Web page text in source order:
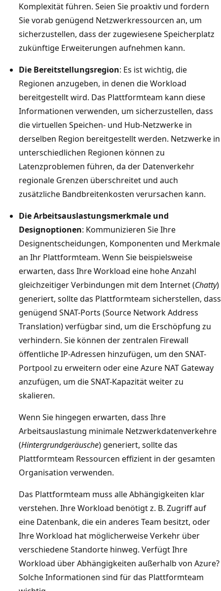
Komplexität führen. Seien Sie proaktiv und fordern
Sie vorab genügend Netzwerkressourcen an, um
sicherzustellen, dass der zugewiesene Speicherplatz
zukünftige Erweiterungen aufnehmen kann.
Die Bereitstellungsregion: Es ist wichtig, die
Regionen anzugeben, in denen die Workload
bereitgestellt wird. Das Plattformteam kann diese
Informationen verwenden, um sicherzustellen, dass
die virtuellen Speichen- und Hub-Netzwerke in
derselben Region bereitgestellt werden. Netzwerke in
unterschiedlichen Regionen können zu
Latenzproblemen führen, da der Datenverkehr
regionale Grenzen überschreitet und auch
zusätzliche Bandbreitenkosten verursachen kann.
Die Arbeitsauslastungsmerkmale und
Designoptionen: Kommunizieren Sie Ihre
Designentscheidungen, Komponenten und Merkmale
an Ihr Plattformteam. Wenn Sie beispielsweise
erwarten, dass Ihre Workload eine hohe Anzahl
gleichzeitiger Verbindungen mit dem Internet (Chatty)
generiert, sollte das Plattformteam sicherstellen, dass
genügend SNAT-Ports (Source Network Address
Translation) verfügbar sind, um die Erschöpfung zu
verhindern. Sie können der zentralen Firewall
öffentliche IP-Adressen hinzufügen, um den SNAT-
Portpool zu erweitern oder eine Azure NAT Gateway
anzufügen, um die SNAT-Kapazität weiter zu
skalieren.
Wenn Sie hingegen erwarten, dass Ihre
Arbeitsauslastung minimale Netzwerkdatenverkehre
(Hintergrundgeräusche) generiert, sollte das
Plattformteam Ressourcen effizient in der gesamten
Organisation verwenden.
Das Plattformteam muss alle Abhängigkeiten klar
verstehen. Ihre Workload benötigt z. B. Zugriff auf
eine Datenbank, die ein anderes Team besitzt, oder
Ihre Workload hat möglicherweise Verkehr über
verschiedene Standorte hinweg. Verfügt Ihre
Workload über Abhängigkeiten außerhalb von Azure?
Solche Informationen sind für das Plattformteam